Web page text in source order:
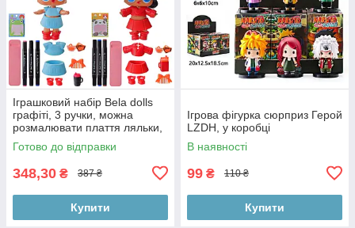
Іграшковий набір Bela dolls
графіті, 3 ручки, можна
розмалювати плаття ляльки,
коробка 21,2*6,5*17,5 см.
Готово до відправки
348,30 ₴ 387 ₴
Купити
Ігрова фігурка сюрприз Герой
LZDH, у коробці
В наявності
99 ₴ 110 ₴
Купити